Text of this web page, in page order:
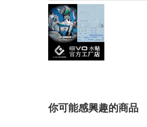
你可能感興趣的商品